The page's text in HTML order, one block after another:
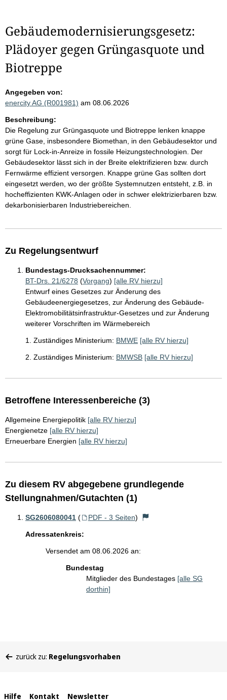
Gebäudemodernisierungsgesetz:
Plädoyer gegen Grüngasquote und
Biotreppe
Angegeben von:
enercity AG (R001981) am 08.06.2026
Beschreibung:
Die Regelung zur Grüngasquote und Biotreppe lenken knappe
grüne Gase, insbesondere Biomethan, in den Gebäudesektor und
sorgt für Lock-in-Anreize in fossile Heizungstechnologien. Der
Gebäudesektor lässt sich in der Breite elektrifizieren bzw. durch
Fernwärme effizient versorgen. Knappe grüne Gas sollten dort
eingesetzt werden, wo der größte Systemnutzen entsteht, z.B. in
hocheffizienten KWK-Anlagen oder in schwer elektrizierbaren bzw.
dekarbonisierbaren Industriebereichen.
Zu Regelungsentwurf
Bundestags-Drucksachennummer:
BT-Drs. 21/6278 (Vorgang) [alle RV hierzu]
Entwurf eines Gesetzes zur Änderung des
Gebäudeenergiegesetzes, zur Änderung des Gebäude-
Elektromobilitätsinfrastruktur-Gesetzes und zur Änderung
weiterer Vorschriften im Wärmebereich
1. Zuständiges Ministerium: BMWE [alle RV hierzu]
2. Zuständiges Ministerium: BMWSB [alle RV hierzu]
Betroffene Interessenbereiche (3)
Allgemeine Energiepolitik [alle RV hierzu]
Energienetze [alle RV hierzu]
Erneuerbare Energien [alle RV hierzu]
Zu diesem RV abgegebene grundlegende
Stellungnahmen/Gutachten (1)
SG2606080041 ( PDF - 3 Seiten)
Adressatenkreis:
Versendet am 08.06.2026 an:
Bundestag
Mitglieder des Bundestages [alle SG
dorthin]
befinden
zurück zu: Regelungsvorhaben
Hilfe Kontakt Newsletter